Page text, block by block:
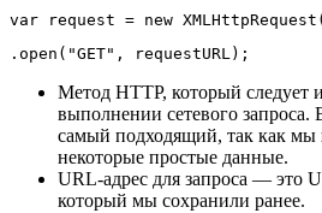
var request = new XMLHttpRequest (
. open ( "GET" , requestURL) ;
Метод HTTP, который следует
выполнении сетевого запроса.
самый подходящий, так как мы
некоторые простые данные.
URL-адрес для запроса — это
который мы сохранили ранее.